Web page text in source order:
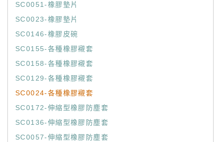
SC0051-橡膠墊片
SC0023-橡膠墊片
SC0146-橡膠皮碗
SC0155-各種橡膠襯套
SC0158-各種橡膠襯套
SC0129-各種橡膠襯套
SC0024-各種橡膠襯套
SC0172-伸縮型橡膠防塵套
SC0136-伸縮型橡膠防塵套
SC0057-伸縮型橡膠防塵套